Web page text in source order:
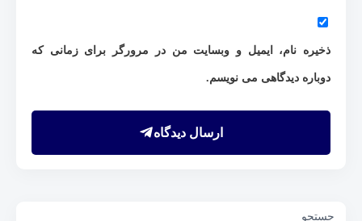
ذخیره نام، ایمیل و وبسایت من در مرورگر برای زمانی که
دوباره دیدگاهی می نویسم.
ارسال دیدگاه
جستجو